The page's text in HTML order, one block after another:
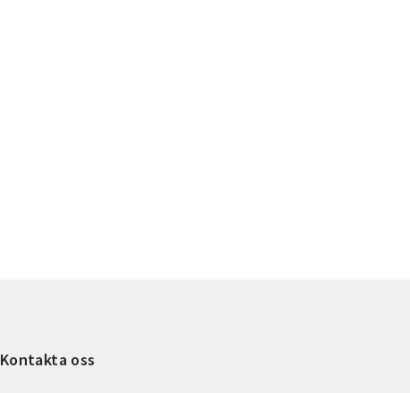
Kontakta oss